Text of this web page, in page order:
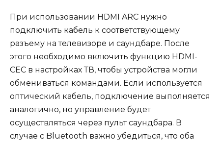
При использовании HDMI ARC нужно
подключить кабель к соответствующему
разъему на телевизоре и саундбаре. После
этого необходимо включить функцию HDMI-
CEC в настройках ТВ, чтобы устройства могли
обмениваться командами. Если используется
оптический кабель, подключение выполняется
аналогично, но управление будет
осуществляться через пульт саундбара. В
случае с Bluetooth важно убедиться, что оба